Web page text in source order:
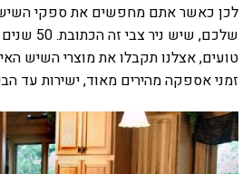
לכן כאשר אתם מחפשים את ספקי השיש
שלכם, שיש
טועים, אצלנו תקבלו את מוצרי השיש
זמני אספקה מהירים מאוד, ישירות עד